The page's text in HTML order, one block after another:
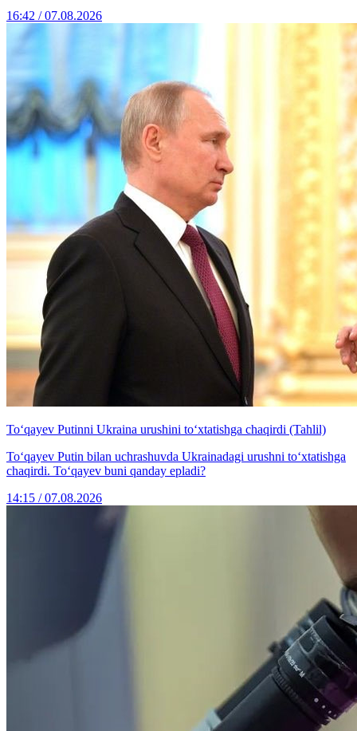
16:42 / 07.08.2026
To‘qayev Putinni Ukraina urushini to‘xtatishga chaqirdi (Tahlil)
To‘qayev Putin bilan uchrashuvda Ukrainadagi urushni to‘xtatishga
chaqirdi. To‘qayev buni qanday epladi?
14:15 / 07.08.2026